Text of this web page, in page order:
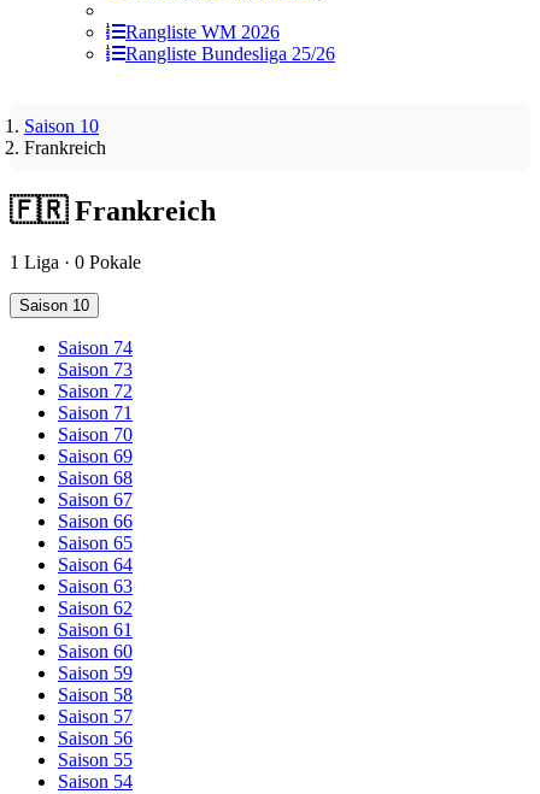
Rangliste WM 2026
Rangliste Bundesliga 25/26
Saison 10
Frankreich
🇫🇷 Frankreich
1 Liga · 0 Pokale
Saison 10
Saison 74
Saison 73
Saison 72
Saison 71
Saison 70
Saison 69
Saison 68
Saison 67
Saison 66
Saison 65
Saison 64
Saison 63
Saison 62
Saison 61
Saison 60
Saison 59
Saison 58
Saison 57
Saison 56
Saison 55
Saison 54